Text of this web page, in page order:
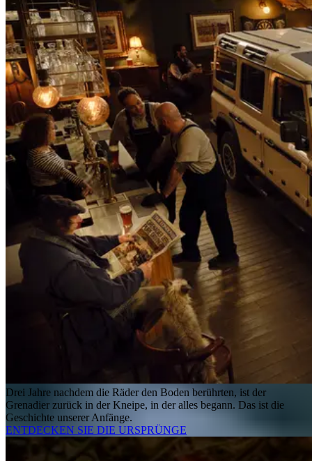
Drei Jahre nachdem die Räder den Boden berührten, ist der
Grenadier zurück in der Kneipe, in der alles begann. Das ist die
Geschichte unserer Anfänge.
ENTDECKEN SIE DIE URSPRÜNGE